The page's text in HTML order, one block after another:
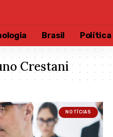
Brasil Política
Crestani
NOTÍCIAS